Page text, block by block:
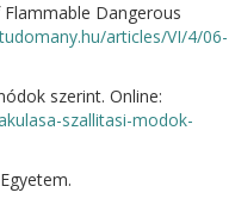
Flammable Dangerous
articles/VI/4/06-
szerint. Online:
szallitasi-modok-